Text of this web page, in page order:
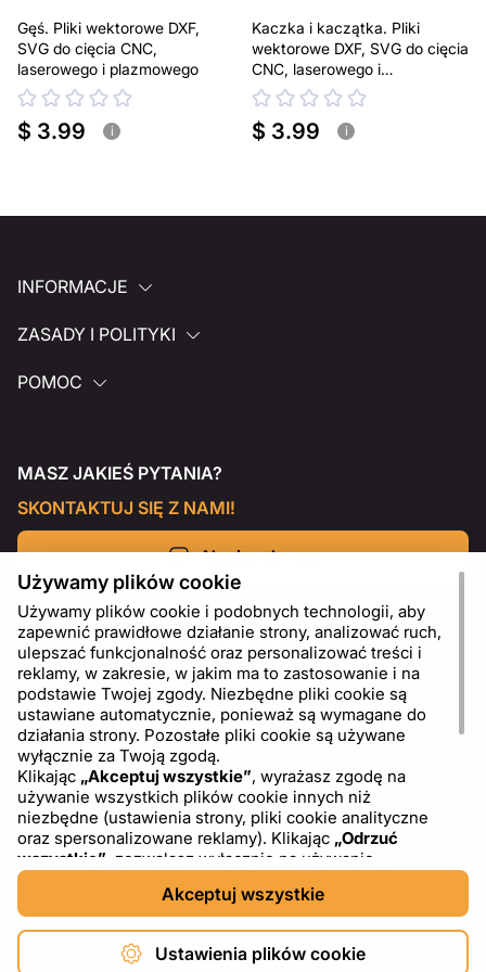
Gęś. Pliki wektorowe DXF,
SVG do cięcia CNC,
laserowego i plazmowego
$ 3.99 i
Kaczka i kaczątka. Pliki
wektorowe DXF, SVG do cięcia
CNC, laserowego i
plazmowego
$ 3.99 i
INFORMACJE
ZASADY I POLITYKI
POMOC
MASZ JAKIEŚ PYTANIA?
SKONTAKTUJ SIĘ Z NAMI!
Napisz do nas
PL USD - US Dollar ($)
Używamy plików cookie
Używamy plików cookie i podobnych technologii, aby
zapewnić prawidłowe działanie strony, analizować ruch,
ulepszać funkcjonalność oraz personalizować treści i
reklamy, w zakresie, w jakim ma to zastosowanie i na
podstawie Twojej zgody. Niezbędne pliki cookie są
ustawiane automatycznie, ponieważ są wymagane do
działania strony. Pozostałe pliki cookie są używane
wyłącznie za Twoją zgodą.
Klikając „Akceptuj wszystkie”, wyrażasz zgodę na
używanie wszystkich plików cookie innych niż
niezbędne (ustawienia strony, pliki cookie analityczne
oraz spersonalizowane reklamy). Klikając „Odrzuć
wszystkie” , zezwalasz wyłącznie na używanie
niezbędnych plików cookie. Klikając
, możesz wybrać, które kategorie plików cookie
chcesz zaakceptować lub zablokować. Możesz w
dowolnym momencie zmienić lub wycofać swoją zgodę,
korzystając z linku „Ustawienia plików cookie” w dolnej
Akceptuj wszystkie
Ustawienia plików cookie